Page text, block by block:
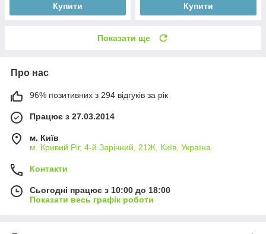
Купити Купити
Показати ще
Про нас
96% позитивних з 294 відгуків за рік
Працює з 27.03.2014
м. Київ
м. Кривий Ріг, 4-й Зарічний, 21Ж, Київ, Україна
Контакти
Сьогодні працює з 10:00 до 18:00
Показати весь графік роботи